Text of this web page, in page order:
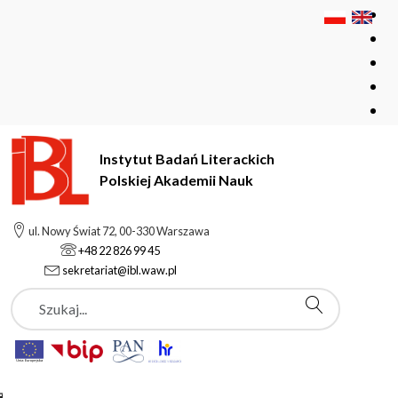
Instytut Badań Literackich
Polskiej Akademii Nauk
ul. Nowy Świat 72, 00-330 Warszawa
+48 22 826 99 45
sekretariat@ibl.waw.pl
Szukaj
Instytut Badań Literackich Polskiej Akademii Nauk
Rada Naukowa
Komisje wyłonione przez Radę Naukową
Komisje wyłonione
przez Radę Naukową